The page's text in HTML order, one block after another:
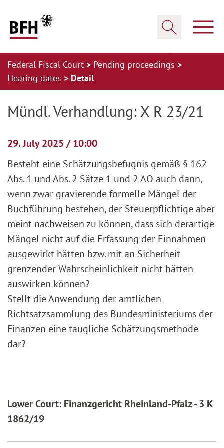
Federal Fiscal Court
Pending proceedings
Hearing dates
Detail
Mündl. Verhandlung: X R 23/21
29. July 2025 / 10:00
Besteht eine Schätzungsbefugnis gemäß § 162
Abs. 1 und Abs. 2 Sätze 1 und 2 AO auch dann,
wenn zwar gravierende formelle Mängel der
Buchführung bestehen, der Steuerpflichtige aber
meint nachweisen zu können, dass sich derartige
Mängel nicht auf die Erfassung der Einnahmen
ausgewirkt hätten bzw. mit an Sicherheit
grenzender Wahrscheinlichkeit nicht hätten
auswirken können?
Stellt die Anwendung der amtlichen
Richtsatzsammlung des Bundesministeriums der
Finanzen eine taugliche Schätzungsmethode
dar?
Lower Court: Finanzgericht Rheinland-Pfalz - 3 K
1862/19